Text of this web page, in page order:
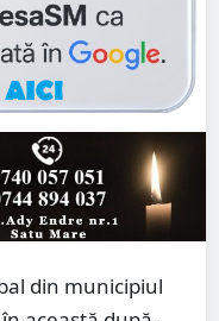
din municipiul